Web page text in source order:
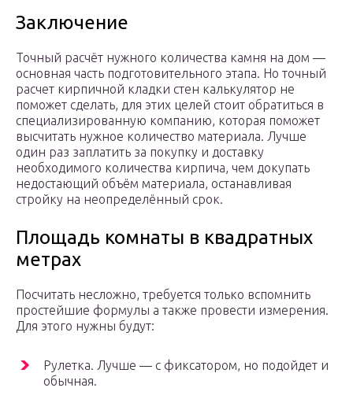
Заключение
Точный расчёт нужного количества камня на дом —
основная часть подготовительного этапа. Но точный
расчет кирпичной кладки стен калькулятор не
поможет сделать, для этих целей стоит обратиться в
специализированную компанию, которая поможет
высчитать нужное количество материала. Лучше
один раз заплатить за покупку и доставку
необходимого количества кирпича, чем докупать
недостающий объём материала, останавливая
стройку на неопределённый срок.
Площадь комнаты в квадратных
метрах
Посчитать несложно, требуется только вспомнить
простейшие формулы а также провести измерения.
Для этого нужны будут:
Рулетка. Лучше — с фиксатором, но подойдет и
обычная.